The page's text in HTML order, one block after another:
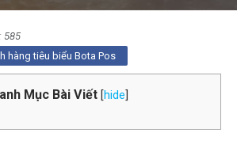
585
hàng tiêu biểu Bota Pos
Mục Bài Viết [hide